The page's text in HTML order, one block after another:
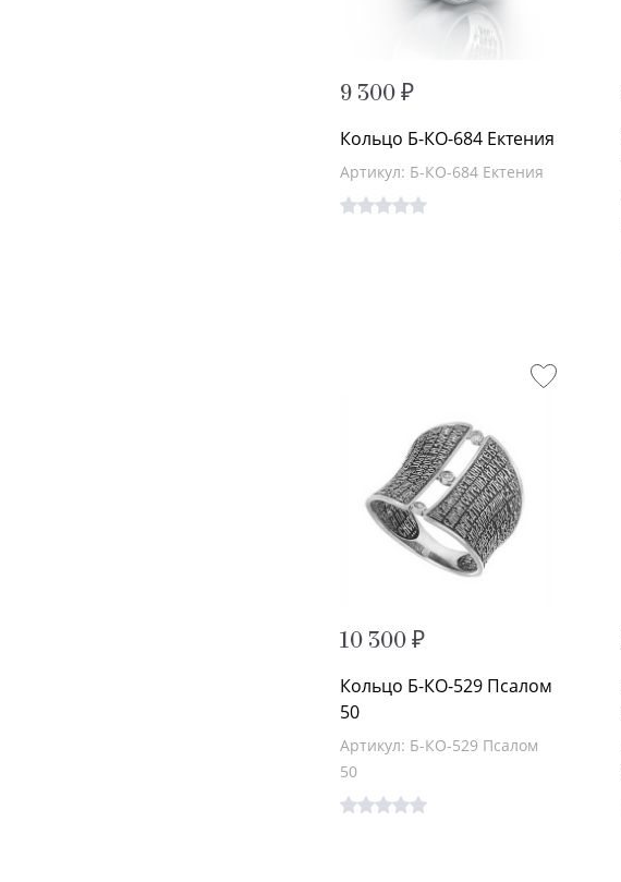
9 300 ₽
Кольцо Б-КО-684 Ектения
Артикул: Б-КО-684 Ектения
10 300 ₽
Кольцо Б-КО-529 Псалом
50
Артикул: Б-КО-529 Псалом
50